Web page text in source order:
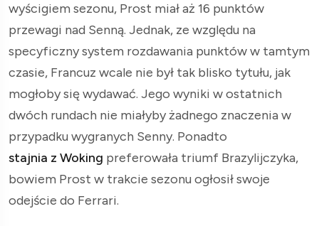
wyścigiem sezonu, Prost miał aż 16 punktów
przewagi nad Senną. Jednak, ze względu na
specyficzny system rozdawania punktów w tamtym
czasie, Francuz wcale nie był tak blisko tytułu, jak
mogłoby się wydawać. Jego wyniki w ostatnich
dwóch rundach nie miałyby żadnego znaczenia w
przypadku wygranych Senny. Ponadto
stajnia z Woking preferowała triumf Brazylijczyka,
bowiem Prost w trakcie sezonu ogłosił swoje
odejście do Ferrari.